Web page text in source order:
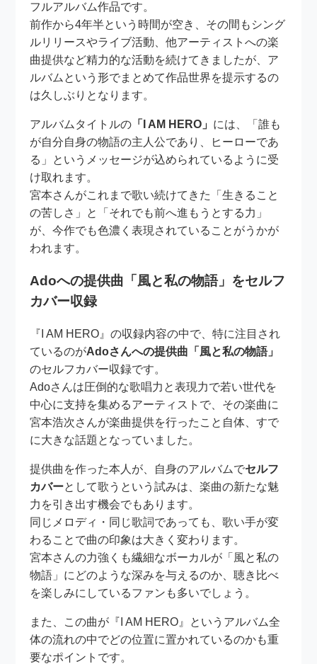
フルアルバム作品です。
前作から4年半という時間が空き、その間もシング
ルリリースやライブ活動、他アーティストへの楽
曲提供など精力的な活動を続けてきましたが、ア
ルバムという形でまとめて作品世界を提示するの
は久しぶりとなります。
アルバムタイトルの 「I AM HERO」 には、「誰も
が自分自身の物語の主人公であり、ヒーローであ
る」というメッセージが込められているように受
け取れます。
宮本さんがこれまで歌い続けてきた「生きること
の苦しさ」と「それでも前へ進もうとする力」
が、今作でも色濃く表現されていることがうかが
われます。
Adoへの提供曲「風と私の物語」をセルフ
カバー収録
『I AM HERO』の収録内容の中で、特に注目され
ているのがAdoさんへの提供曲「風と私の物語」
のセルフカバー収録です。
Adoさんは圧倒的な歌唱力と表現力で若い世代を
中心に支持を集めるアーティストで、その楽曲に
宮本浩次さんが楽曲提供を行ったこと自体、すで
に大きな話題となっていました。
提供曲を作った本人が、自身のアルバムでセルフ
カバーとして歌うという試みは、楽曲の新たな魅
力を引き出す機会でもあります。
同じメロディ・同じ歌詞であっても、歌い手が変
わることで曲の印象は大きく変わります。
宮本さんの力強くも繊細なボーカルが「風と私の
物語」にどのような深みを与えるのか、聴き比べ
を楽しみにしているファンも多いでしょう。
また、この曲が『I AM HERO』というアルバム全
体の流れの中でどの位置に置かれているのかも重
要なポイントです。